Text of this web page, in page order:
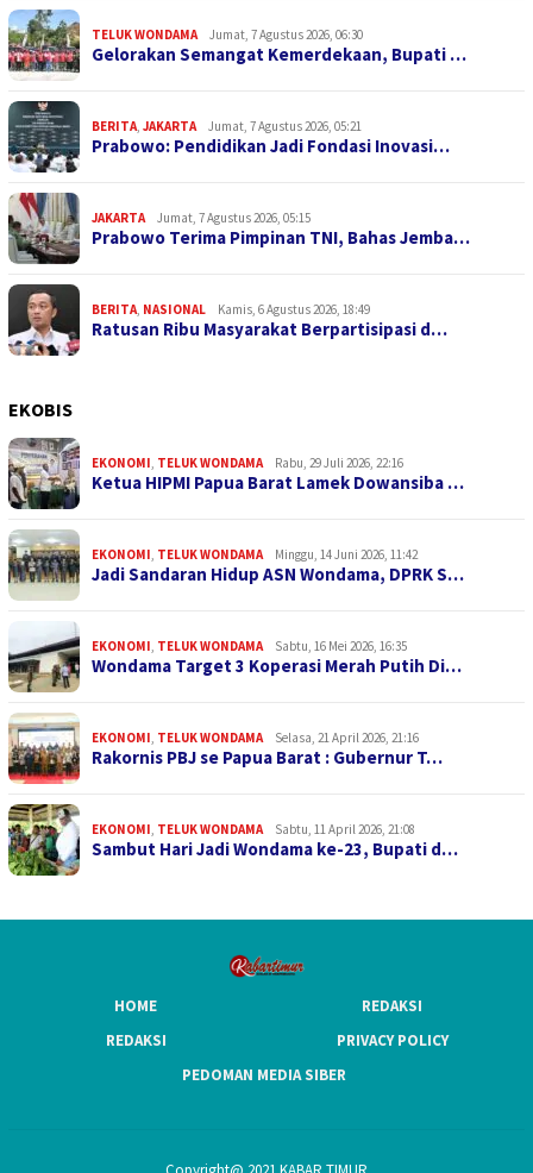
TELUK WONDAMA Jumat, 7 Agustus 2026, 06:30
Gelorakan Semangat Kemerdekaan, Bupati …
BERITA JAKARTA Jumat, 7 Agustus 2026, 05:21
Prabowo: Pendidikan Jadi Fondasi Inovasi…
JAKARTA Jumat, 7 Agustus 2026, 05:15
Prabowo Terima Pimpinan TNI, Bahas Jemba…
BERITA NASIONAL Kamis, 6 Agustus 2026, 18:49
Ratusan Ribu Masyarakat Berpartisipasi d…
EKOBIS
EKONOMI TELUK WONDAMA Rabu, 29 Juli 2026, 22:16
Ketua HIPMI Papua Barat Lamek Dowansiba …
EKONOMI TELUK WONDAMA Minggu, 14 Juni 2026, 11:42
Jadi Sandaran Hidup ASN Wondama, DPRK S…
EKONOMI TELUK WONDAMA Sabtu, 16 Mei 2026, 16:35
Wondama Target 3 Koperasi Merah Putih Di…
EKONOMI TELUK WONDAMA Selasa, 21 April 2026, 21:16
Rakornis PBJ se Papua Barat : Gubernur T…
EKONOMI TELUK WONDAMA Sabtu, 11 April 2026, 21:08
Sambut Hari Jadi Wondama ke-23, Bupati d…
HOME
REDAKSI
REDAKSI
PRIVACY POLICY
PEDOMAN MEDIA SIBER